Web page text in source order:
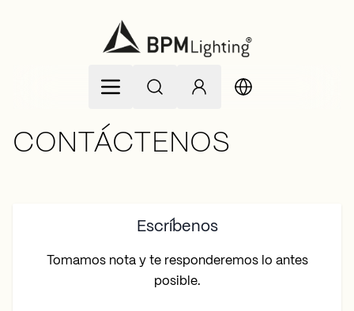
CONTÁCTENOS
Escríbenos
Tomamos nota y te responderemos lo antes
posible.